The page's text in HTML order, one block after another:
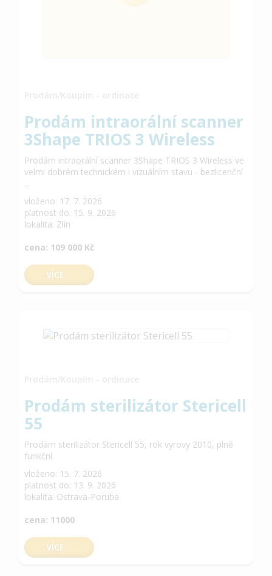
Prodám intraorální scanner
3Shape TRIOS 3 Wireless
Prodám intraorální scanner 3Shape TRIOS 3 Wireless ve
velmi dobrém technickém i vizuálním stavu - bezlicenční
...
vloženo: 17. 7. 2026
platnost do: 15. 9. 2026
lokalita: Zlín
cena: 109 000 Kč
VÍCE
Prodám sterilizátor Stericell
55
Prodám sterilizátor Stericell 55, rok vyrovy 2010, plně
funkční.
vloženo: 15. 7. 2026
platnost do: 13. 9. 2026
lokalita: Ostrava-Poruba
cena: 11000
VÍCE